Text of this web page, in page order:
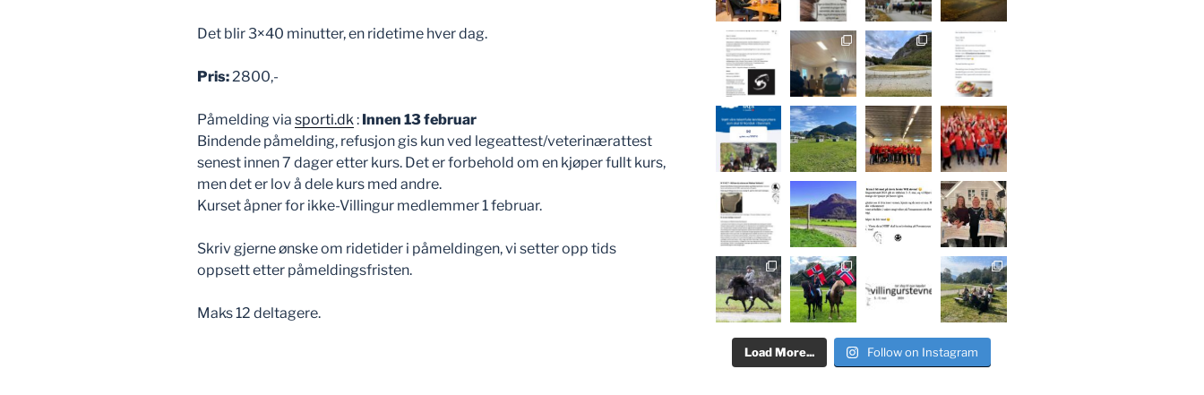
Det blir 3×40 minutter, en ridetime hver dag.
Pris:2800,-
Påmelding via sporti.dk: Innen 13 februar
Bindende påmelding, refusjon gis kun ved legeattest/veterinærattest
senest innen 7 dager etter kurs. Det er forbehold om en kjøper fullt kurs,
men det er lov å dele kurs med andre.
Kurset åpner for ikke-Villingur medlemmer 1 februar.
Skriv gjerne ønske om ridetider i påmeldingen, vi setter opp tids
oppsett etter påmeldingsfristen.
Maks 12 deltagere.
Load More... Follow on Instagram